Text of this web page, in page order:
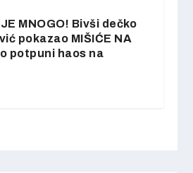
MNOGO! Bivši dečko
pokazao MIŠIĆE NA
potpuni haos na